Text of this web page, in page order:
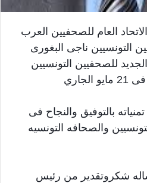
العام للصحفيين العرب
التونسيين ناجى البغورى
للصحفيين التونسيين
بالتوفيق والنجاح فى
والصحافه التونسيه
شكروتقدير من رئيس